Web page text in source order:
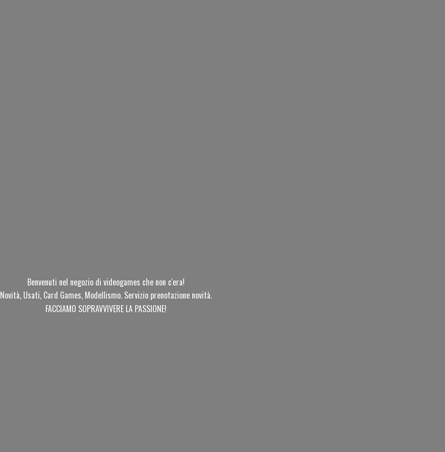
Benvenuti nel negozio di videogames che non c'era!
Novità, Usati, Card Games, Modellismo. Servizio prenotazione novità.
FACCIAMO SOPRAVVIVERE LA PASSIONE!